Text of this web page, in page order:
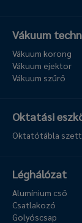
Vákuum
Vákuum korong
Vákuum ejektor
Vákuum szűrő
Oktatási
Oktatótábla szett
Léghálózat
Alumínium cső
Csatlakozó
Golyóscsap